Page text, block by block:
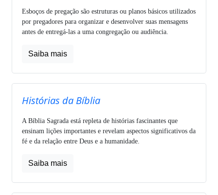
Esboços de pregação são estruturas ou planos básicos utilizados
por pregadores para organizar e desenvolver suas mensagens
antes de entregá-las a uma congregação ou audiência.
Saiba mais
Histórias da Bíblia
A Bíblia Sagrada está repleta de histórias fascinantes que
ensinam lições importantes e revelam aspectos significativos da
fé e da relação entre Deus e a humanidade.
Saiba mais